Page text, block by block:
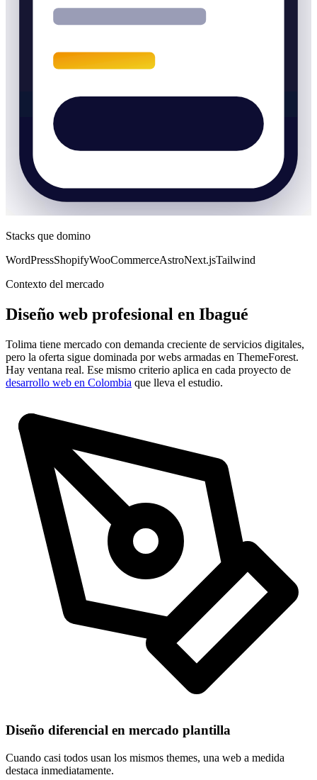
Stacks que domino
WordPressShopifyWooCommerceAstroNext.jsTailwind
Contexto del mercado
Diseño web profesional en Ibagué
Tolima tiene mercado con demanda creciente de servicios digitales,
pero la oferta sigue dominada por webs armadas en ThemeForest.
Hay ventana real. Ese mismo criterio aplica en cada proyecto de
desarrollo web en Colombia que lleva el estudio.
Diseño diferencial en mercado plantilla
Cuando casi todos usan los mismos themes, una web a medida
destaca inmediatamente.